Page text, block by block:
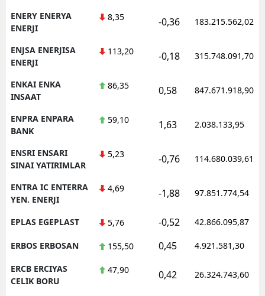
ENERY ENERYA
ENERJI
8,35 -0,36 183.215.562,02
ENJSA ENERJISA
ENERJI
113,20 -0,18 315.748.091,70
ENKAI ENKA
INSAAT
86,35 0,58 847.671.918,90
ENPRA ENPARA
BANK
59,10 1,63 2.038.133,95
ENSRI ENSARI
SINAI YATIRIMLAR
5,23 -0,76 114.680.039,61
ENTRA IC ENTERRA
YEN. ENERJI
4,69 -1,88 97.851.774,54
EPLAS EGEPLAST 5,76 -0,52 42.866.095,87
ERBOS ERBOSAN 155,50 0,45 4.921.581,30
ERCB ERCIYAS
CELIK BORU
47,90 0,42 26.324.743,60